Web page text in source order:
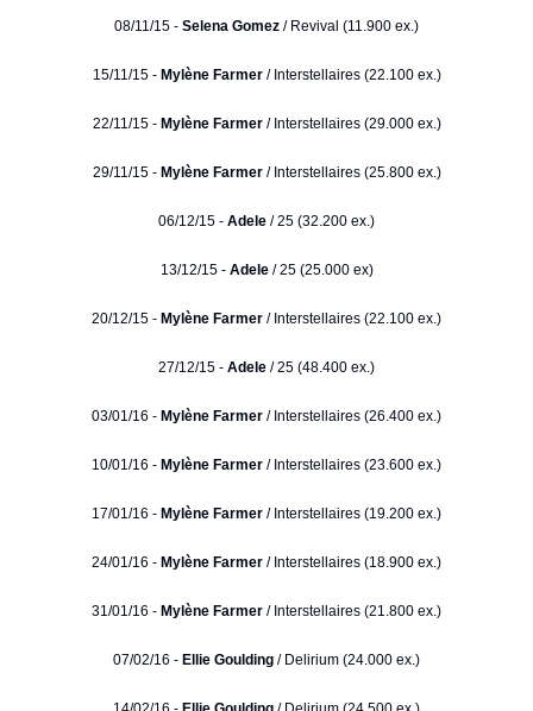
08/11/15 - Selena Gomez / Revival (11.900 ex.)
15/11/15 - Mylène Farmer/ Interstellaires (22.100 ex.)
22/11/15 - Mylène Farmer/ Interstellaires (29.000 ex.)
29/11/15 - Mylène Farmer/ Interstellaires (25.800 ex.)
06/12/15 - Adele / 25 (32.200 ex.)
13/12/15 - Adele / 25 (25.000 ex)
20/12/15 - Mylène Farmer / Interstellaires (22.100 ex.)
27/12/15 - Adele / 25 (48.400 ex.)
03/01/16 - Mylène Farmer / Interstellaires (26.400 ex.)
10/01/16 - Mylène Farmer / Interstellaires (23.600 ex.)
17/01/16 - Mylène Farmer / Interstellaires (19.200 ex.)
24/01/16 - Mylène Farmer / Interstellaires (18.900 ex.)
31/01/16 - Mylène Farmer / Interstellaires (21.800 ex.)
07/02/16 - Ellie Goulding / Delirium (24.000 ex.)